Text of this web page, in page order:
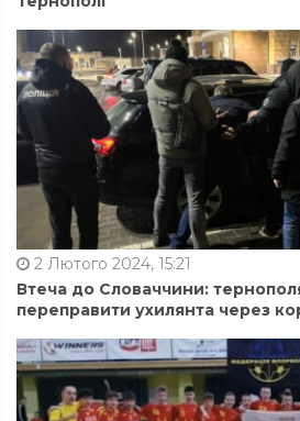
2 Лютого 2024, 15:21
Втеча до Словаччини:
переправити ухилянта через